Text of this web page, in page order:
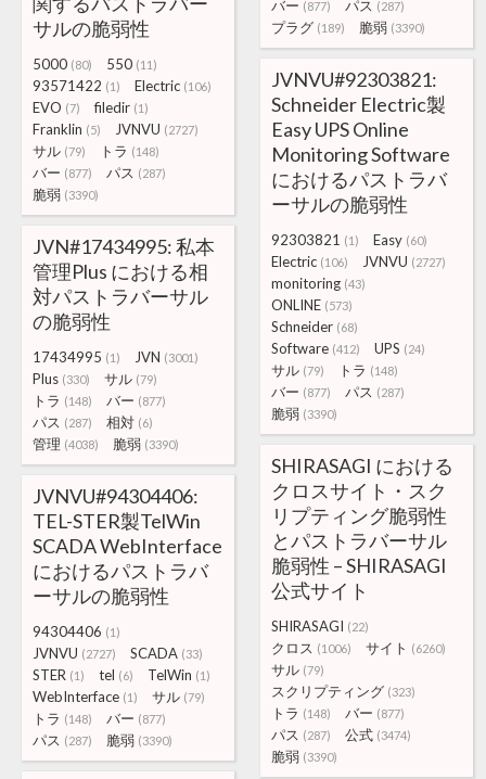
バー (877) パス (287)
プラグ (189) 脆弱 (3390)
サルの脆弱性
5000 (80) 550 (11)
93571422 (1) Electric (106)
EVO (7) filedir (1)
Franklin (5) JVNVU (2727)
サル (79) トラ (148)
バー (877) パス (287)
脆弱 (3390)
JVNVU#92303821:
Schneider Electric製
Easy UPS Online
Monitoring Software
におけるパストラバ
ーサルの脆弱性
92303821 (1) Easy (60)
Electric (106) JVNVU (2727)
monitoring (43)
ONLINE (573)
Schneider (68)
Software (412) UPS (24)
サル (79) トラ (148)
バー (877) パス (287)
脆弱 (3390)
JVN#17434995: 私本
管理Plus における相
対パストラバーサル
の脆弱性
17434995 (1) JVN (3001)
Plus (330) サル (79)
トラ (148) バー (877)
パス (287) 相対 (6)
管理 (4038) 脆弱 (3390)
SHIRASAGI における
クロスサイト・スク
リプティング脆弱性
とパストラバーサル
脆弱性 – SHIRASAGI
公式サイト
SHIRASAGI (22)
クロス (1006) サイト (6260)
サル (79)
スクリプティング (323)
トラ (148) バー (877)
パス (287) 公式 (3474)
脆弱 (3390)
JVNVU#94304406:
TEL-STER製TelWin
SCADA WebInterface
におけるパストラバ
ーサルの脆弱性
94304406 (1)
JVNVU (2727) SCADA (33)
STER (1) tel (6) TelWin (1)
WebInterface (1) サル (79)
トラ (148) バー (877)
パス (287) 脆弱 (3390)